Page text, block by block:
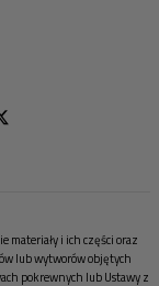
materiały i ich części oraz
lub wytworów objętych
pokrewnych lub Ustawy z